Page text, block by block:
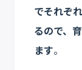
でそれぞ
るので、
ます。